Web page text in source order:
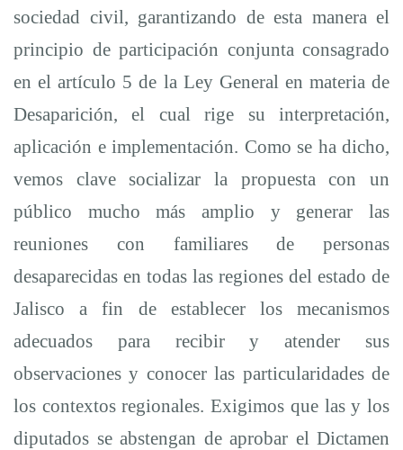
sociedad civil, garantizando de esta manera el
principio de participación conjunta consagrado
en el artículo 5 de la Ley General en materia de
Desaparición, el cual rige su interpretación,
aplicación e implementación. Como se ha dicho,
vemos clave socializar la propuesta con un
público mucho más amplio y generar las
reuniones con familiares de personas
desaparecidas en todas las regiones del estado de
Jalisco a fin de establecer los mecanismos
adecuados para recibir y atender sus
observaciones y conocer las particularidades de
los contextos regionales. Exigimos que las y los
diputados se abstengan de aprobar el Dictamen